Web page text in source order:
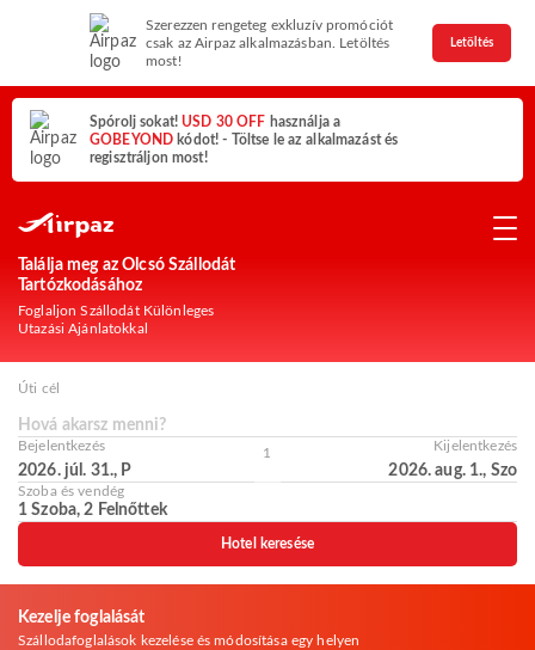
Szerezzen rengeteg exkluzív promóciót
csak az Airpaz alkalmazásban. Letöltés
most!
Letöltés
Spórolj sokat!USD 30 OFF használja a
GOBEYOND kódot! - Töltse le az alkalmazást és
regisztráljon most!
Találja meg az Olcsó Szállodát
Tartózkodásához
Foglaljon Szállodát Különleges
Utazási Ajánlatokkal
Úti cél
Hová akarsz menni?
Bejelentkezés
2026. júl. 31., P
1 Kijelentkezés
2026. aug. 1., Szo
Szoba és vendég
1 Szoba, 2 Felnőttek
Hotel keresése
Kezelje foglalását
Szállodafoglalások kezelése és módosítása egy helyen